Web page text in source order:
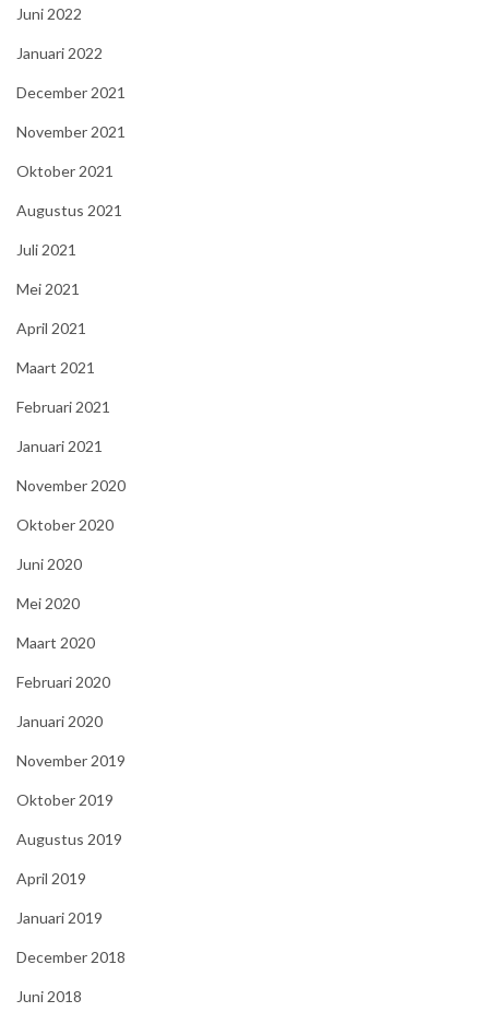
Juni 2022
Januari 2022
December 2021
November 2021
Oktober 2021
Augustus 2021
Juli 2021
Mei 2021
April 2021
Maart 2021
Februari 2021
Januari 2021
November 2020
Oktober 2020
Juni 2020
Mei 2020
Maart 2020
Februari 2020
Januari 2020
November 2019
Oktober 2019
Augustus 2019
April 2019
Januari 2019
December 2018
Juni 2018